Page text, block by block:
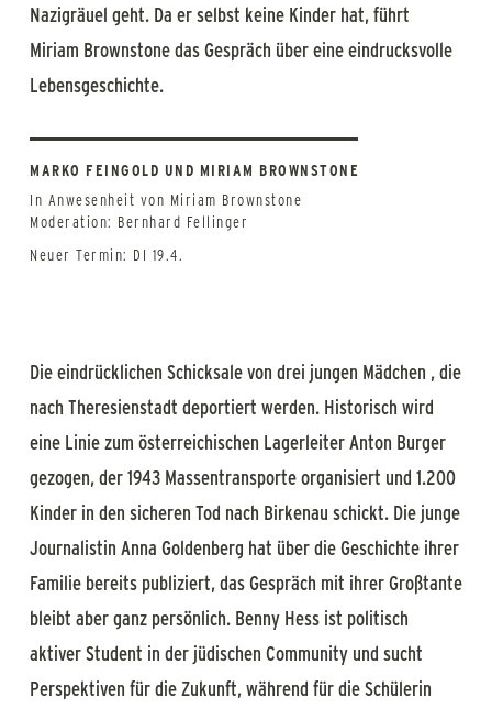
Nazigräuel geht. Da er selbst keine Kinder hat, führt
Miriam Brownstone das Gespräch über eine eindrucksvolle
Lebensgeschichte.
MARKO FEINGOLD UND MIRIAM BROWNSTONE
In Anwesenheit von Miriam Brownstone
Moderation: Bernhard Fellinger
Neuer Termin: DI 19.4.
Die eindrücklichen Schicksale von drei jungen Mädchen , die
nach Theresienstadt deportiert werden. Historisch wird
eine Linie zum österreichischen Lagerleiter Anton Burger
gezogen, der 1943 Massentransporte organisiert und 1.200
Kinder in den sicheren Tod nach Birkenau schickt. Die junge
Journalistin Anna Goldenberg hat über die Geschichte ihrer
Familie bereits publiziert, das Gespräch mit ihrer Großtante
bleibt aber ganz persönlich. Benny Hess ist politisch
aktiver Student in der jüdischen Community und sucht
Perspektiven für die Zukunft, während für die Schülerin